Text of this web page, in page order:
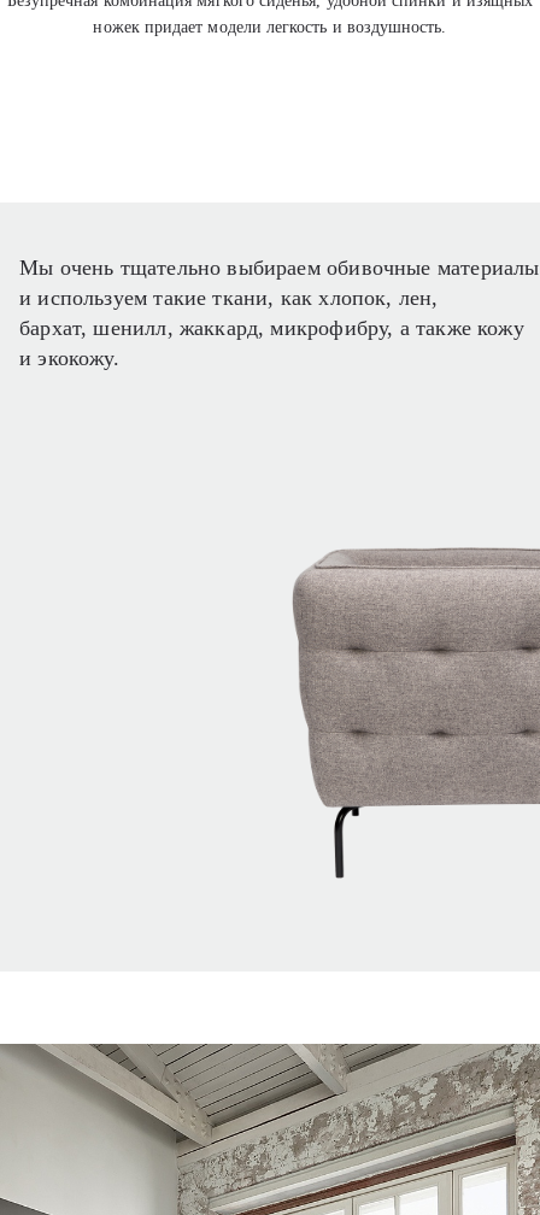
ножек придает модели легкость и воздушность.
Мы очень тщательно выбираем обивочные материалы
и используем такие ткани, как хлопок, лен,
бархат, шенилл, жаккард, микрофибру, а также кожу
и экокожу.